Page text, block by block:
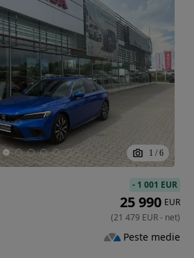
1 / 6
- 1 001 EUR
25 990 EUR
(21 479 EUR- net)
Peste medie